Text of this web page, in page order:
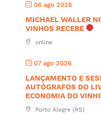
06 ago 2026
MICHAEL WALLER
VINHOS RECEBE
online
07 ago 2026
LANÇAMENTO E
AUTÓGRAFOS DO
ECONOMIA DO
Porto Alegre (RS)